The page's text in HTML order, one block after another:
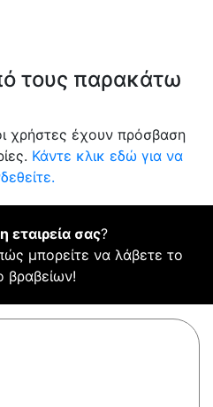
τους παρακάτω
χρήστες έχουν πρόσβαση
Κάντε κλικ εδώ για να
εταιρεία σας?
μπορείτε να λάβετε το
βραβείων!